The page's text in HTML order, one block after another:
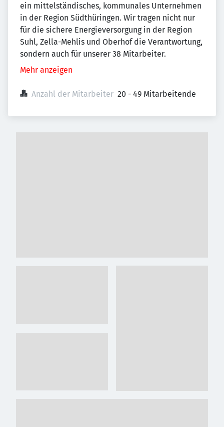
ein mittelständisches, kommunales Unternehmen
in der Region Südthüringen. Wir tragen nicht nur
für die sichere Energieversorgung in der Region
Suhl, Zella-Mehlis und Oberhof die Verantwortung,
sondern auch für unserer 38 Mitarbeiter.
Mehr anzeigen
Anzahl der Mitarbeiter 20 - 49 Mitarbeitende